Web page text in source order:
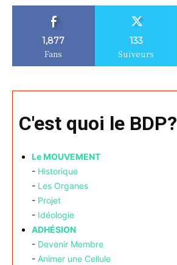
1,877
Fans
133
Suiveurs
C'est quoi le BDP?
Le MOUVEMENT
- Historique
- Les Organes
- Projet
- Idéologie
ADHÉSION
- Devenir Membre
- Animer une Cellule